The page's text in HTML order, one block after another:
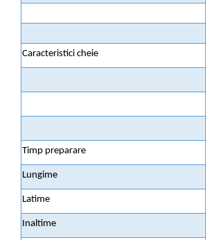
Caracteristici cheie
Timp preparare
Lungime
Latime
Inaltime